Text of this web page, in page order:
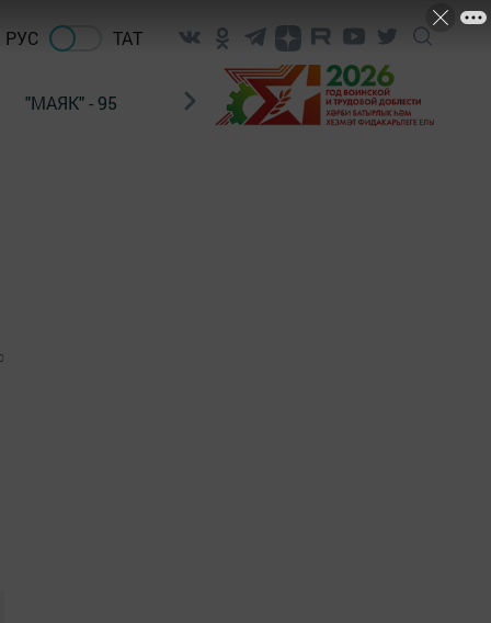
РУС ТАТ
"МАЯК" - 95 "ГУЛЬСТАН" НАШ ПОЧТАЛЬОН